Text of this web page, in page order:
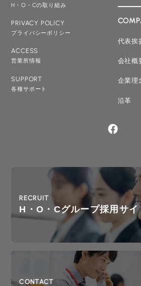
H・O・Cの取り組み
PRIVACY POLICY
プライバシーポリシー
ACCESS
営業所情報
SUPPORT
各種サポート
代表挨
会社概
企業理
沿革
RECRUIT
H・O・Cグループ採用サイ
CONTACT